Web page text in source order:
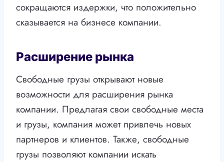
сокращаются издержки, что положительно
сказывается на бизнесе компании.
Расширение рынка
Свободные грузы открывают новые
возможности для расширения рынка
компании. Предлагая свои свободные места
и грузы, компания может привлечь новых
партнеров и клиентов. Также, свободные
грузы позволяют компании искать